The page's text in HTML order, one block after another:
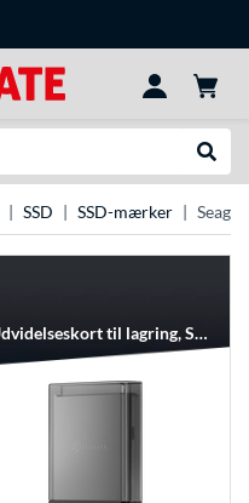
SSD SSD-mærker
Seagate Storage Expansion Card Udvidelseskort til lagring, Solid state-drev